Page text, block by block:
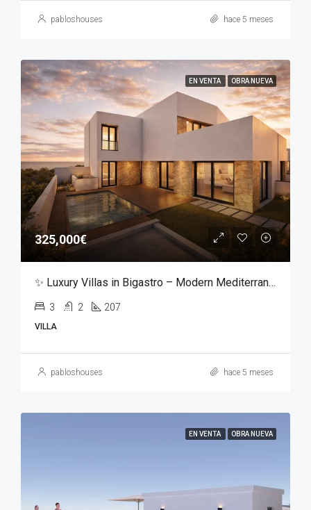
pabloshouses hace 5 meses
EN VENTA OBRA NUEVA
325,000€
✨ Luxury Villas in Bigastro – Modern Mediterranean Living ✨
3 2 207
VILLA
pabloshouses hace 5 meses
EN VENTA OBRA NUEVA